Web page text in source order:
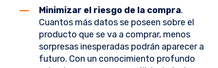
Minimizar el riesgo de la compra.
Cuantos más datos se poseen sobre el
producto que se va a comprar, menos
sorpresas inesperadas podrán aparecer a
futuro. Con un conocimiento profundo